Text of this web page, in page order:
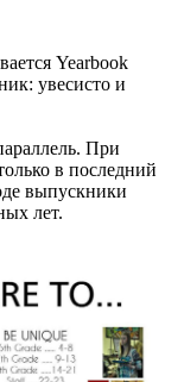
Yearbook
увесисто и
При
в последний
выпускники
лет.